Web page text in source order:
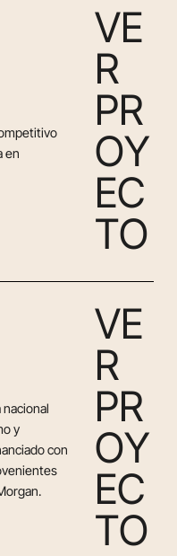
en
VE
R
PR
OY
EC
TO
y
con
VE
R
PR
OY
EC
TO